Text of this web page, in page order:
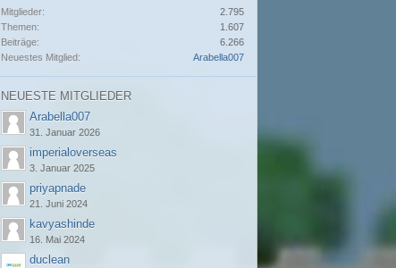
Mitglieder
2.795
Themen
1.607
Beiträge
6.266
Neuestes Mitglied
Arabella007
NEUESTE MITGLIEDER
Arabella007
31. Januar 2026
imperialoverseas
3. Januar 2025
priyapnade
21. Juni 2024
kavyashinde
16. Mai 2024
duclean